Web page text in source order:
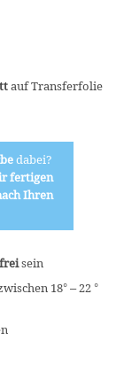
auf Transferfolie
dabei?
fertigen
Ihren
sein
18° – 22 °